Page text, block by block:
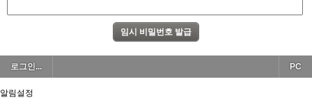
로그인... PC
알림설정